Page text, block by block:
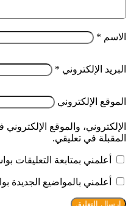
الاسم *
البريد الإلكتروني *
الموقع الإلكتروني
الإلكتروني، والموقع
المقبلة في تعليقي.
أعلمني بمتابعة التعليقات
أعلمني بالمواضيع الجديدة